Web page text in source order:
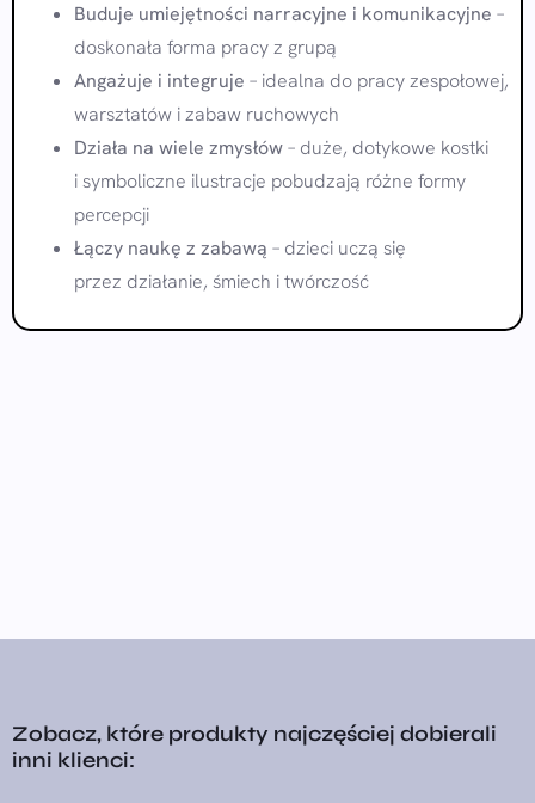
Buduje umiejętności narracyjne i komunikacyjne –
doskonała forma pracy z grupą
Angażuje i integruje – idealna do pracy zespołowej,
warsztatów i zabaw ruchowych
Działa na wiele zmysłów– duże, dotykowe kostki
i symboliczne ilustracje pobudzają różne formy
percepcji
Łączy naukę z zabawą – dzieci uczą się
przez działanie, śmiech i twórczość
Zobacz, które produkty najczęściej dobierali
inni klienci: